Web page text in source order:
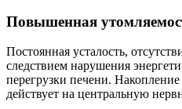
Повышенная
Постоянная усталость,
следствием нарушения
перегрузки печени.
действует на центральную